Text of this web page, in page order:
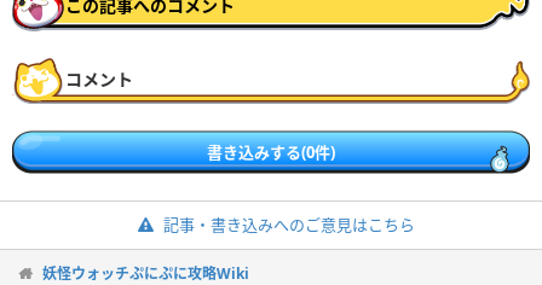
この記事へのコメント
コメント
書き込みする(0件)
記事・書き込みへのご意見はこちら
妖怪ウォッチぷにぷに攻略Wiki